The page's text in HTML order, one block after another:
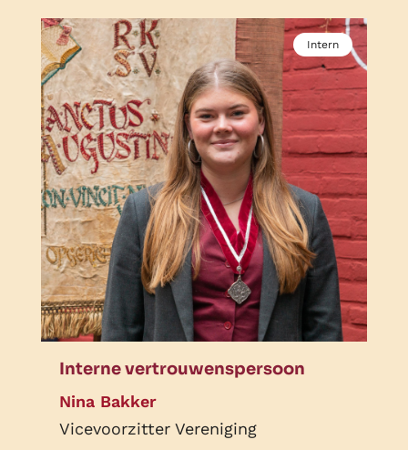
Intern
Interne vertrouwenspersoon
Nina Bakker
Vicevoorzitter Vereniging